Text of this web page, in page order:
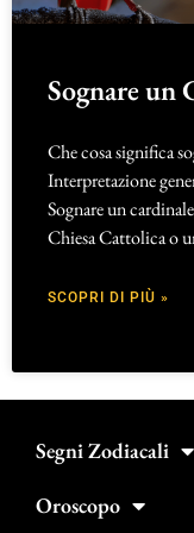
Sognare un
Che cosa significa
Interpretazione
Sognare un
Chiesa Cattolica o
SCOPRI DI PIÙ »
Segni Zodiacali
Oroscopo